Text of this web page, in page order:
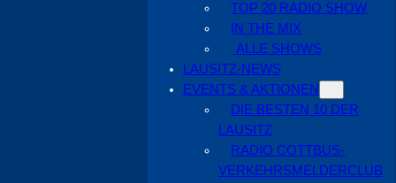
TOP 20 RADIO SHOW
IN THE MIX
ALLE SHOWS
LAUSITZ-NEWS
EVENTS & AKTIONEN
DIE BESTEN 10 DER
LAUSITZ
RADIO COTTBUS-
VERKEHRSMELDERCLUB